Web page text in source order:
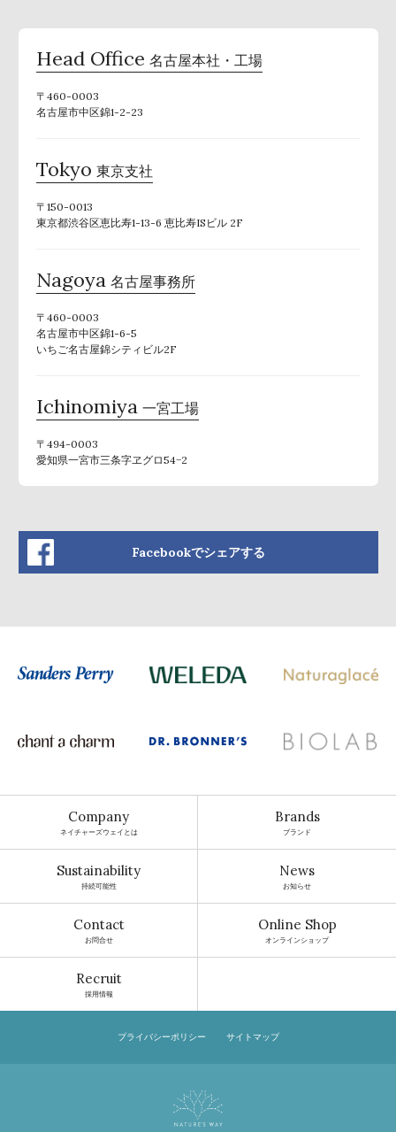
Head Office 名古屋本社・工場
〒460-0003
名古屋市中区錦1-2-23
Tokyo 東京支社
〒150-0013
東京都渋谷区恵比寿1-13-6 恵比寿ISビル 2F
Nagoya 名古屋事務所
〒460-0003
名古屋市中区錦1-6-5
いちご名古屋錦シティビル2F
Ichinomiya 一宮工場
〒494-0003
愛知県一宮市三条字ヱグロ54−2
Facebookでシェアする
Company
ネイチャーズウェイとは
Brands
ブランド
Sustainability
持続可能性
News
お知らせ
Contact
お問合せ
Online Shop
オンラインショップ
Recruit
採用情報
プライバシーポリシー サイトマップ